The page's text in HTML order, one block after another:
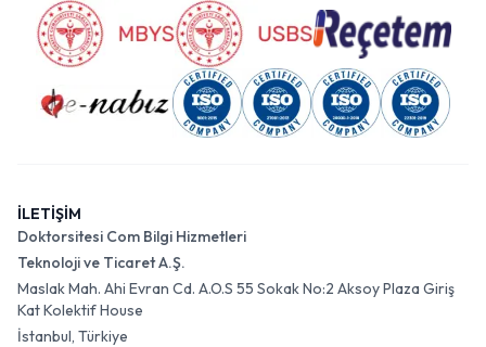
İLETİŞİM
Doktorsitesi Com Bilgi Hizmetleri
Teknoloji ve Ticaret A.Ş.
Maslak Mah. Ahi Evran Cd. A.O.S 55 Sokak No:2 Aksoy Plaza Giriş
Kat Kolektif House
İstanbul, Türkiye